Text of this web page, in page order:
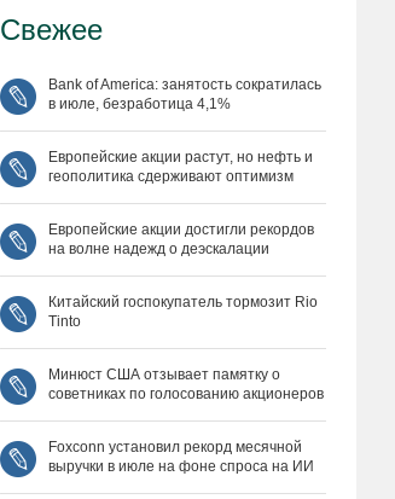
Свежее
Bank of America: занятость сократилась
в июле, безработица 4,1%
Европейские акции растут, но нефть и
геополитика сдерживают оптимизм
Европейские акции достигли рекордов
на волне надежд о деэскалации
Китайский госпокупатель тормозит Rio
Tinto
Минюст США отзывает памятку о
советниках по голосованию акционеров
Foxconn установил рекорд месячной
выручки в июле на фоне спроса на ИИ